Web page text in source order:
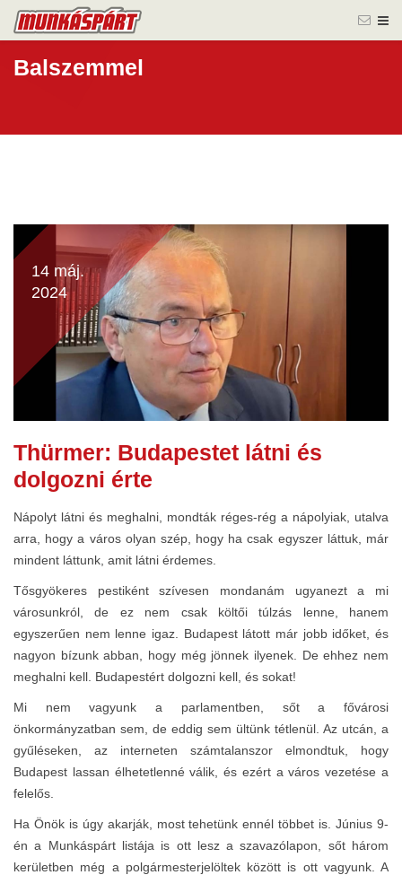
Balszemmel
14 máj.
2024
Thürmer: Budapestet látni és
dolgozni érte
Nápolyt látni és meghalni, mondták réges-rég a nápolyiak, utalva
arra, hogy a város olyan szép, hogy ha csak egyszer láttuk, már
mindent láttunk, amit látni érdemes.
Tősgyökeres pestiként szívesen mondanám ugyanezt a mi
városunkról, de ez nem csak költői túlzás lenne, hanem
egyszerűen nem lenne igaz. Budapest látott már jobb időket, és
nagyon bízunk abban, hogy még jönnek ilyenek. De ehhez nem
meghalni kell. Budapestért dolgozni kell, és sokat!
Mi nem vagyunk a parlamentben, sőt a fővárosi
önkormányzatban sem, de eddig sem ültünk tétlenül. Az utcán, a
gyűléseken, az interneten számtalanszor elmondtuk, hogy
Budapest lassan élhetetlenné válik, és ezért a város vezetése a
felelős.
Ha Önök is úgy akarják, most tehetünk ennél többet is. Június 9-
én a Munkáspárt listája is ott lesz a szavazólapon, sőt három
kerületben még a polgármesterjelöltek között is ott vagyunk. A